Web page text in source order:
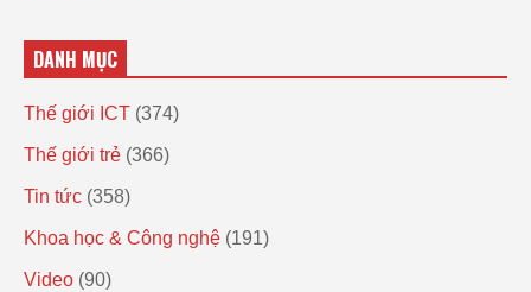
DANH MỤC
Thế giới ICT (374)
Thế giới trẻ (366)
Tin tức (358)
Khoa học & Công nghệ (191)
Video (90)